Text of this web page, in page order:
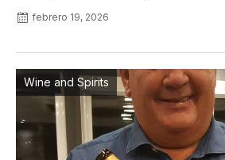
febrero 19, 2026
Wine and Spirits